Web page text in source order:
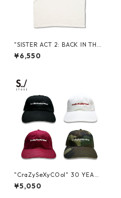
"SISTER ACT 2: BACK IN THE
HABIT" S/S TEE
¥6,550
"CraZySeXyCOol" 30 YEARS
PROMO 6 PANEL LOW CAP
¥5,050